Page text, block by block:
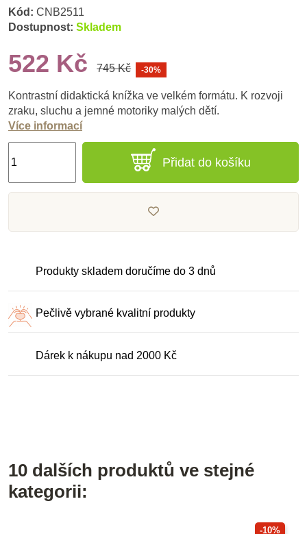
Kód: CNB2511
Dostupnost: Skladem
522 Kč 745 Kč -30%
Kontrastní didaktická knížka ve velkém formátu. K rozvoji
zraku, sluchu a jemné motoriky malých dětí.
Více informací
Přidat do košíku
Produkty skladem doručíme do 3 dnů
Pečlivě vybrané kvalitní produkty
Dárek k nákupu nad 2000 Kč
10 dalších produktů ve stejné
kategorii:
-10%